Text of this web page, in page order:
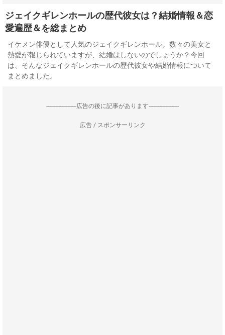
ジェイクギレンホールの歴代彼女は？結婚情報＆恋
愛遍歴＆を総まとめ
イケメン俳優として人気のジェイクギレンホール。数々の美女と
熱愛が報じられていますが、結婚はしないのでしょうか？今回
は、そんなジェイクギレンホールの歴代彼女や結婚情報について
まとめました。
--------------------広告の後に記事があります--------------------
広告 / スポンサーリンク